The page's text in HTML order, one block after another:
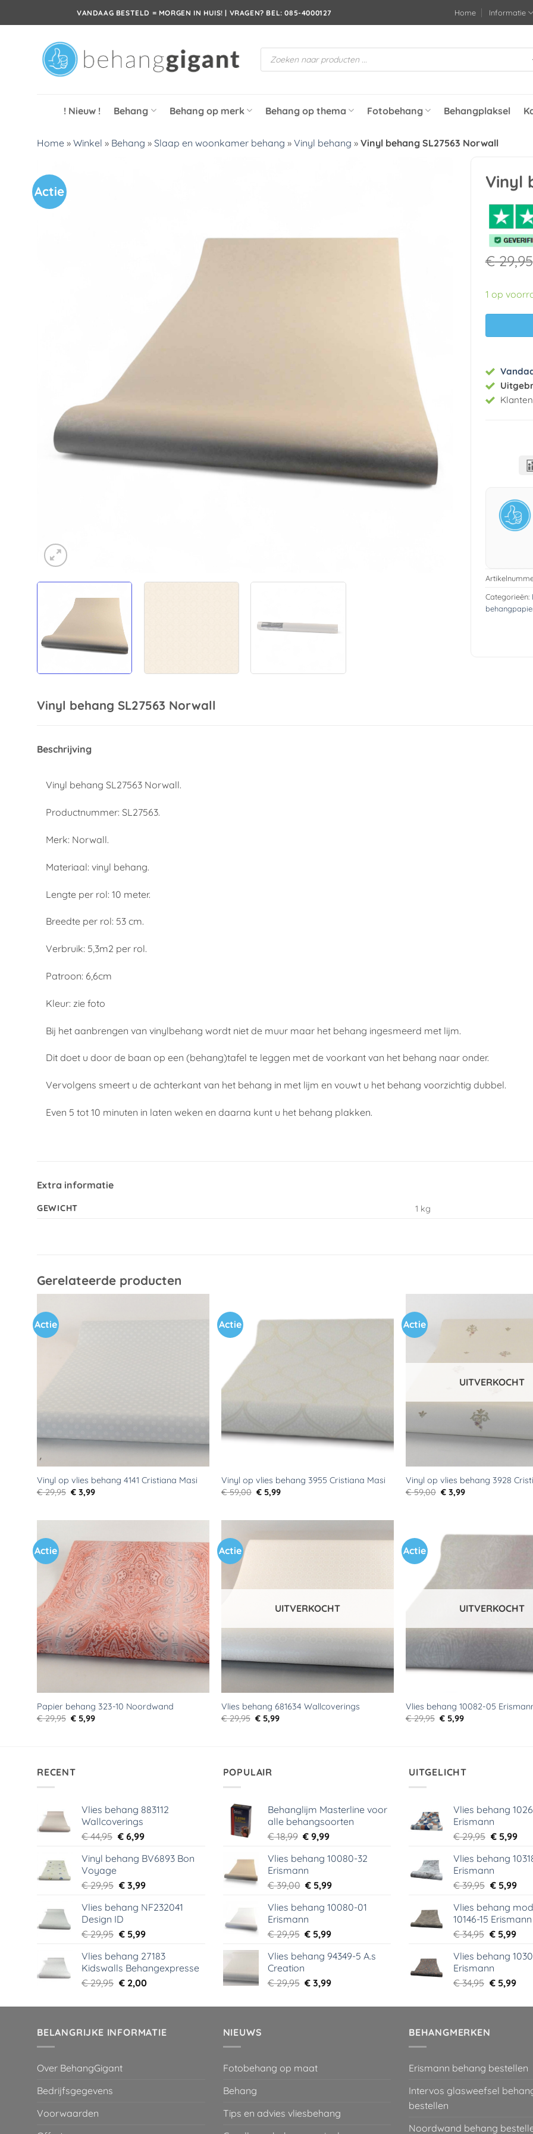
VANDAAG BESTELD = MORGEN IN HUIS! | VRAGEN? BEL: 085-4000127 Home Informatie
Producten
zoeken
! Nieuw ! Behang Behang op merk Behang op thema Fotobehang Behangplaksel
Home » Winkel » Behang » Slaap en woonkamer behang » Vinyl behang » Vinyl behang SL27563 Norwall
Actie Vinyl
€29,95
1 op
Categorieën:
Vinyl behang SL27563 Norwall
Beschrijving
Vinyl behang SL27563 Norwall.
Productnummer: SL27563.
Merk: Norwall.
Materiaal: vinyl behang.
Lengte per rol: 10 meter.
Breedte per rol: 53 cm.
Verbruik: 5,3m2 per rol.
Patroon: 6,6cm
Kleur: zie foto
Bij het aanbrengen van vinylbehang wordt niet de muur maar het behang ingesmeerd met lijm.
Dit doet u door de baan op een (behang)tafel te leggen met de voorkant van het behang naar onder.
Vervolgens smeert u de achterkant van het behang in met lijm en vouwt u het behang voorzichtig dubbel.
Even 5 tot 10 minuten in laten weken en daarna kunt u het behang plakken.
Extra informatie
GEWICHT 1 kg
Gerelateerde producten
Actie
Vinyl op vlies behang 4141 Cristiana Masi
€29,95 Oorspronkelijke
prijs
€ 3,99Huidige
Actie
Vinyl op vlies behang 3955 Cristiana Masi
€59,00 Oorspronkelijke
prijs
€ 5,99Huidige
Actie
UITVERKOCHT
Vinyl op vlies behang 3928
€59,00 Oorspronkelijke
prijs
€ 3,99Huidige
Actie
Toevoegen
aan
verlanglijst
Papier behang 323-10 Noordwand
€29,95 Oorspronkelijke
€ 5,99Huidige
Actie
UITVERKOCHT
Vlies behang 681634 Wallcoverings
€29,95 Oorspronkelijke
€ 5,99Huidige
Actie
UITVERKOCHT
Vlies behang 10082-05
€29,95 Oorspronkelijke
€ 5,99Huidige
RECENT
Vlies behang 883112
Wallcoverings
€44,95 Oorspronkelijke
was:
€6,99Huidige
is:
Vinyl behang BV6893 Bon
Voyage
€29,95 Oorspronkelijke
was:
€ 29,95.
€3,99Huidige
is:
Vlies behang NF232041
Design ID
€29,95 Oorspronkelijke
was:
€ 29,95.
€5,99Huidige
is:
€ 5,99.
Vlies behang 27183
Kidswalls Behangexpresse
€29,95 Oorspronkelijke
was:
€2,00Huidige
is:
POPULAIR
Behanglijm Masterline voor
alle behangsoorten
€18,99 Oorspronkelijke
was:
€ 18,99.
€ 9,99Huidige
is:
Vlies behang 10080-32
Erismann
€39,00 Oorspronkelijke
was:
€ 39,00.
€ 5,99Huidige
is:
Vlies behang 10080-01
Erismann
€29,95 Oorspronkelijke
was:
€ 5,99Huidige
is:
Vlies behang 94349-5 A.s
Creation
€29,95 Oorspronkelijke
was:
€ 3,99Huidige
is:
UITGELICHT
Vlies behang
Erismann
€29,95
was:
€ 29,95.
€5,99
is:
Vlies behang
Erismann
€39,95
was:
€ 39,95.
€5,99
is:
€
Vlies behang
10146-15 Erismann
€34,95
was:
€ 34,95.
€5,99
is:
Vlies behang
Erismann
€34,95
was:
€5,99
is:
BELANGRIJKE INFORMATIE
Over BehangGigant
Bedrijfsgegevens
Voorwaarden
NIEUWS
Fotobehang op maat
Behang
Tips en advies vliesbehang
BEHANGMERKEN
Erismann behang bestellen
Intervos glasweefsel
bestellen
Noordwand behang